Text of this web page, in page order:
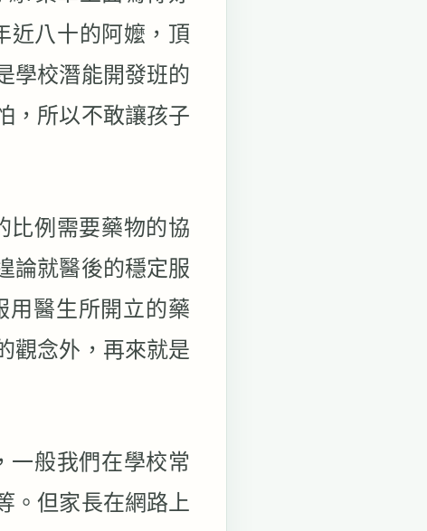
近八十的阿嬤，頂
學校潛能開發班的
，所以不敢讓孩子
比例需要藥物的協
論就醫後的穩定服
用醫生所開立的藥
觀念外，再來就是
一般我們在學校常
。但家長在網路上